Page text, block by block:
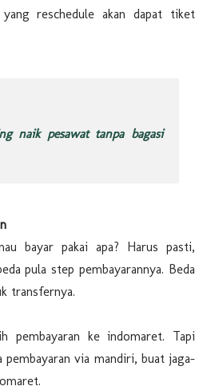
reschedule akan dapat tiket
naik pesawat tanpa bagasi
bayar pakai apa? Harus pasti,
pula step pembayarannya. Beda
transfernya.
pembayaran ke indomaret. Tapi
pembayaran via mandiri, buat jaga-